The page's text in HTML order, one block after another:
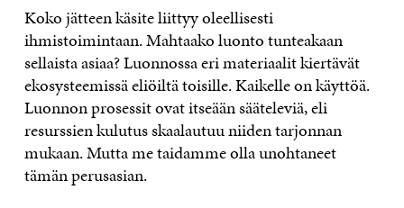
Koko jätteen käsite liittyy oleellisesti
ihmistoimintaan. Mahtaako luonto tunteakaan
sellaista asiaa? Luonnossa eri materiaalit kiertävät
ekosysteemissä eliöiltä toisille. Kaikelle on käyttöä.
Luonnon prosessit ovat itseään sääteleviä, eli
resurssien kulutus skaalautuu niiden tarjonnan
mukaan. Mutta me taidamme olla unohtaneet
tämän perusasian.